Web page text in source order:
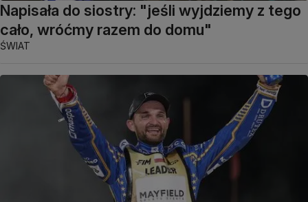
Napisała do siostry: "jeśli wyjdziemy z tego
cało, wróćmy razem do domu"
ŚWIAT